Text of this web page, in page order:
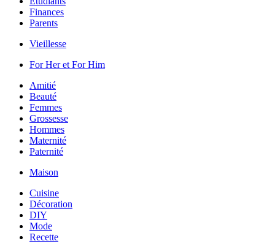
Finances
Parents
Vieillesse
For Her et For Him
Amitié
Beauté
Femmes
Grossesse
Hommes
Maternité
Paternité
Maison
Cuisine
Décoration
DIY
Mode
Recette